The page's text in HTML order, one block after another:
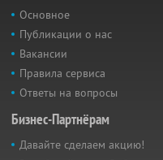
Основное
Публикации о нас
Вакансии
Правила сервиса
Ответы на вопросы
Бизнес-Партнёрам
Давайте сделаем акцию!